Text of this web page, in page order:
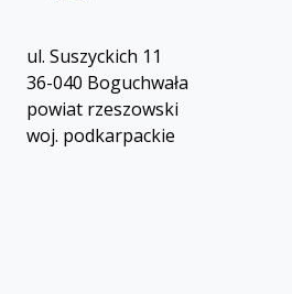
ul. Suszyckich 11
36-040 Boguchwała
powiat rzeszowski
woj. podkarpackie